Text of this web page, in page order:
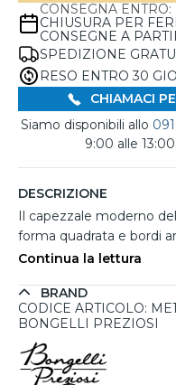
CONSEGNA ENTRO:
CHIUSURA PER
CONSEGNE A
SPEDIZIONE
RESO ENTRO 30
CHIAMACI
Siamo disponibili allo
9:00 alle
DESCRIZIONE
Il capezzale moderno
forma quadrata e bordi
elegante simbolo della
completamente in Italia,
combina una base in
dalla qualità impeccabile
rappresenta un'aggiunta
Continua la lettura
BRAND
CODICE ARTICOLO:
BONGELLI PREZIOSI